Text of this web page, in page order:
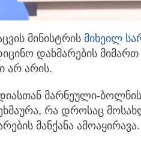
მინისტრის მიხეილ
დახმარების მიმართ
არ არის.
მარნეული-
რა დროსაც
მანქანა ამოაყირავა.